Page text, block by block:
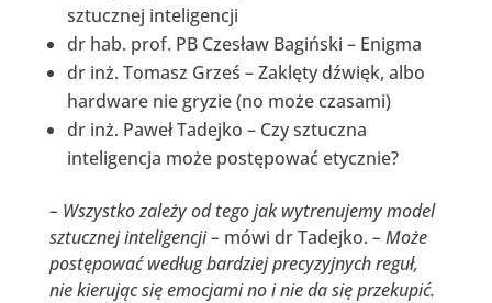
sztucznej inteligencji
dr hab. prof. PB Czesław Bagiński – Enigma
dr inż. Tomasz Grześ – Zaklęty dźwięk, albo
hardware nie gryzie (no może czasami)
dr inż. Paweł Tadejko – Czy sztuczna
inteligencja może postępować etycznie?
– Wszystko zależy od tego jak wytrenujemy model
sztucznej inteligencji – mówi dr Tadejko. – Może
postępować według bardziej precyzyjnych reguł,
nie kierując się emocjami no i nie da się przekupić.